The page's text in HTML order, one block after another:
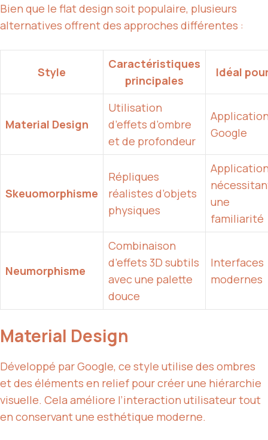
Bien que le flat design soit populaire, plusieurs
alternatives offrent des approches différentes :
Style
Caractéristiques
principales
Idéal
Material Design
Utilisation
d’effets d’ombre
et de profondeur
Google
Skeuomorphisme
Répliques
réalistes d’objets
physiques
une
familiarité
Neumorphisme
Combinaison
d’effets 3D subtils
avec une palette
douce
Interfaces
modernes
Material Design
Développé par Google, ce style utilise des ombres
et des éléments en relief pour créer une hiérarchie
visuelle. Cela améliore l’interaction utilisateur tout
en conservant une esthétique moderne.